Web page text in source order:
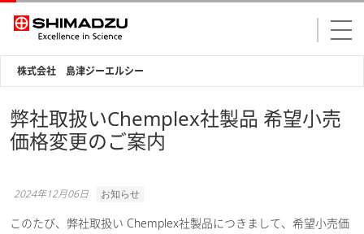
株式会社 島津ジーエルシー
弊社取扱いChemplex社製品 希望小売
価格変更のご案内
2024年12月06日 お知らせ
このたび、弊社取扱い Chemplex社製品につきまして、希望小売価